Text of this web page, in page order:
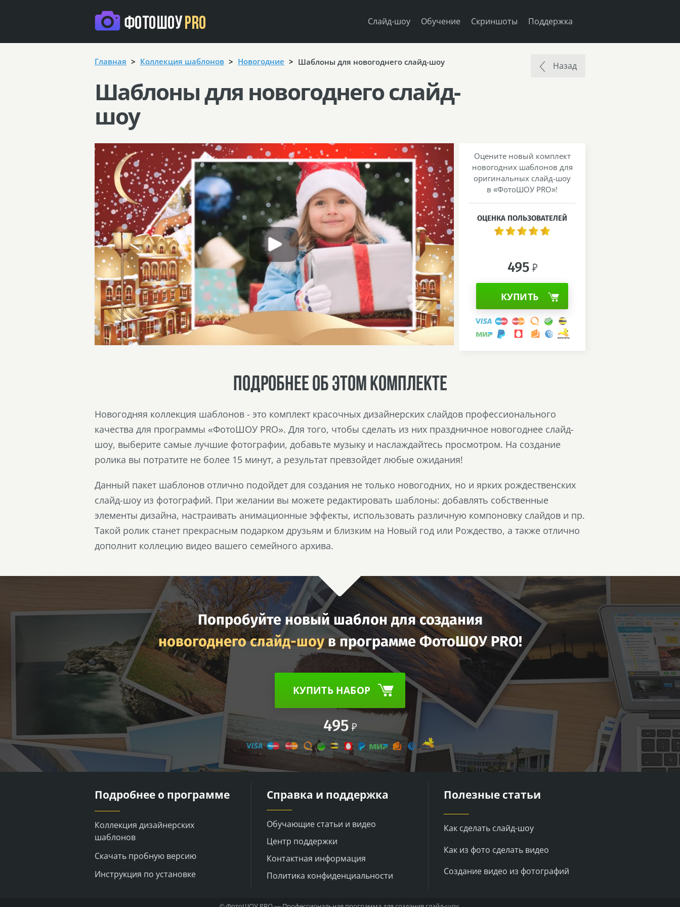
Слайд-шоу Обучение Скриншоты Поддержка
Назад
Главная Коллекция шаблонов Новогодние Шаблоны для новогоднего слайд-шоу
Шаблоны для новогоднего слайд-
шоу
Оцените новый комплект
новогодних шаблонов для
оригинальных слайд-шоу
в «ФотоШОУ PRO»!
ОЦЕНКА ПОЛЬЗОВАТЕЛЕЙ
495
КУПИТЬ
ПОДРОБНЕЕ ОБ ЭТОМ КОМПЛЕКТЕ
Новогодняя коллекция шаблонов - это комплект красочных дизайнерских слайдов профессионального
качества для программы «ФотоШОУ PRO». Для того, чтобы сделать из них праздничное новогоднее слайд-
шоу, выберите самые лучшие фотографии, добавьте музыку и наслаждайтесь просмотром. На создание
ролика вы потратите не более 15 минут, а результат превзойдет любые ожидания!
Данный пакет шаблонов отлично подойдет для создания не только новогодних, но и ярких рождественских
слайд-шоу из фотографий. При желании вы можете редактировать шаблоны: добавлять собственные
элементы дизайна, настраивать анимационные эффекты, использовать различную компоновку слайдов и пр.
Такой ролик станет прекрасным подарком друзьям и близким на Новый год или Рождество, а также отлично
дополнит коллецию видео вашего семейного архива.
Попробуйте новый шаблон для создания
новогоднего слайд-шоув программе ФотоШОУ PRO!
КУПИТЬ НАБОР
495
Подробнее о программе
Коллекция дизайнерских
шаблонов
Скачать пробную версию
Инструкция по установке
Справка и поддержка
Обучающие статьи и видео
Центр поддержки
Контактная информация
Политика конфиденциальности
Полезные статьи
Как сделать слайд-шоу
Как из фото сделать видео
Создание видео из фотографий